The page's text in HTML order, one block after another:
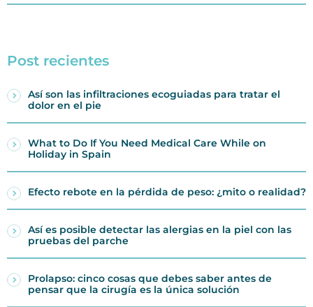
Post recientes
Así son las infiltraciones ecoguiadas para tratar el
dolor en el pie
What to Do If You Need Medical Care While on
Holiday in Spain
Efecto rebote en la pérdida de peso: ¿mito o realidad?
Así es posible detectar las alergias en la piel con las
pruebas del parche
Prolapso: cinco cosas que debes saber antes de
pensar que la cirugía es la única solución